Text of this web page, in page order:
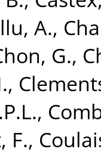
A.,
G.,
,
,
F.,